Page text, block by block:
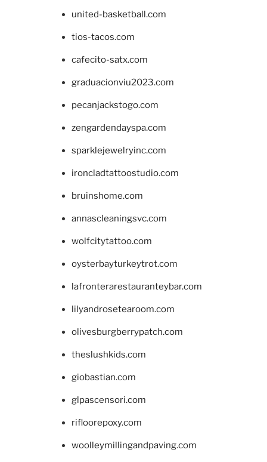
united-basketball.com
tios-tacos.com
cafecito-satx.com
graduacionviu2023.com
pecanjackstogo.com
zengardendayspa.com
sparklejewelryinc.com
ironcladtattoostudio.com
bruinshome.com
annascleaningsvc.com
wolfcitytattoo.com
oysterbayturkeytrot.com
lafronterarestauranteybar.com
lilyandrosetearoom.com
olivesburgberrypatch.com
theslushkids.com
giobastian.com
glpascensori.com
rifloorepoxy.com
woolleymillingandpaving.com